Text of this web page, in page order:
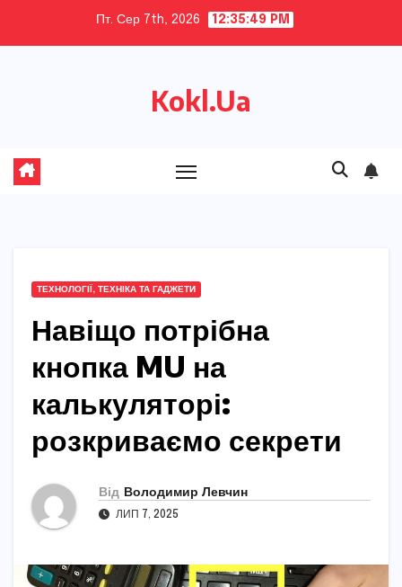
Пт. Сер 7th, 2026 12:35:51 PM
Kokl.Ua
ТЕХНОЛОГІЇ, ТЕХНІКА ТА ГАДЖЕТИ
Навіщо потрібна
кнопка MU на
калькуляторі:
розкриваємо секрети
Від Володимир Левчин
ЛИП 7, 2025